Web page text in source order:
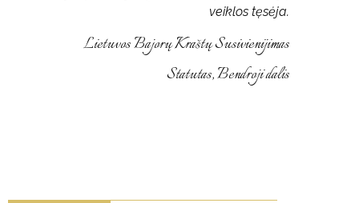
veiklos tęsėja.
Lietuvos Bajorų Kraštų Susivienijimas
Statutas, Bendroji dalis